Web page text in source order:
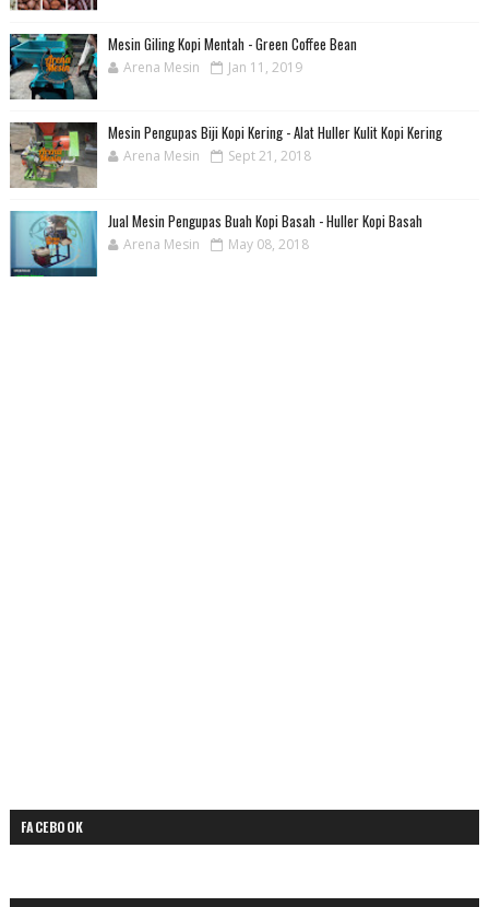
Mesin Giling Kopi Mentah - Green Coffee Bean
Arena Mesin Jan 11, 2019
Mesin Pengupas Biji Kopi Kering - Alat Huller Kulit Kopi Kering
Arena Mesin Sept 21, 2018
Jual Mesin Pengupas Buah Kopi Basah - Huller Kopi Basah
Arena Mesin May 08, 2018
FACEBOOK